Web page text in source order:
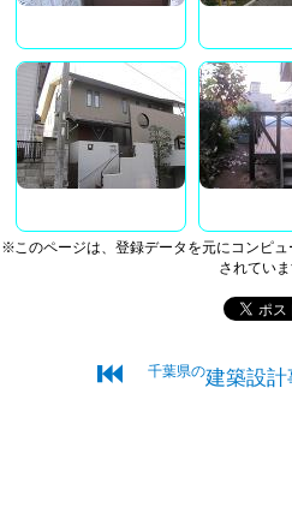
※このページは、登録データを元にコンピ
されていま
⏮ 千葉県の建築設